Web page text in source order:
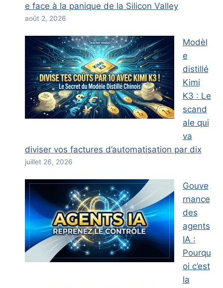
e face à la panique de la Silicon Valley
août 2, 2026
Modèl
e
distillé
Kimi
K3 : Le
scand
ale qui
va
diviser vos factures d’automatisation par dix
juillet 26, 2026
Gouve
rnance
des
agents
IA :
Pourqu
oi c’est
la